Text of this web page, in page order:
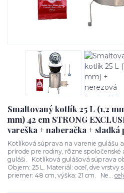
Smaltovaný kotlík 25 L (1,2
mm) 42 cm STRONG
vareška + naberačka +
Kotlíková súprava na varenie gulášu
prírode pre rodiny, rôzne
guláši. Kotlíková gulášová súprava
Objem: 25 L. Materiál: oceľ, dve vrstvy
priemer: 48 cm, výška: 21 cm. Ne...